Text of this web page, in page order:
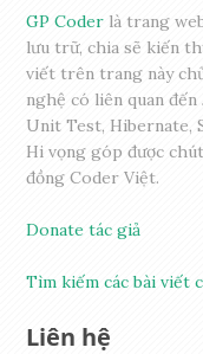
GP Coder là trang
lưu trữ, chia sẽ kiến
viết trên trang này
nghệ có liên quan đến
Unit Test, Hibernate,
Hi vọng góp được
đồng Coder Việt.
Donate tác giả
Tìm kiếm các bài viết
Liên hệ